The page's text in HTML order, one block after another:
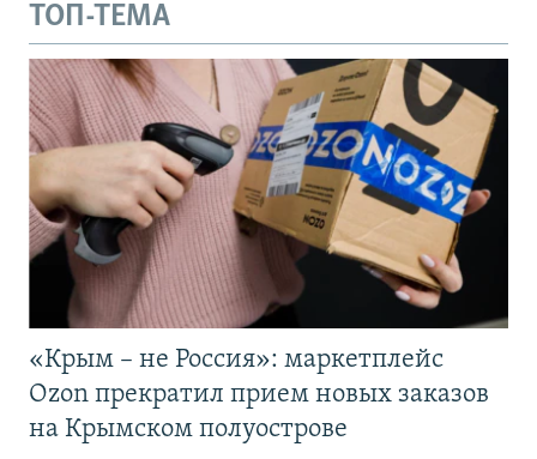
ТОП-ТЕМА
«Крым – не Россия»: маркетплейс
Ozon прекратил прием новых заказов
на Крымском полуострове